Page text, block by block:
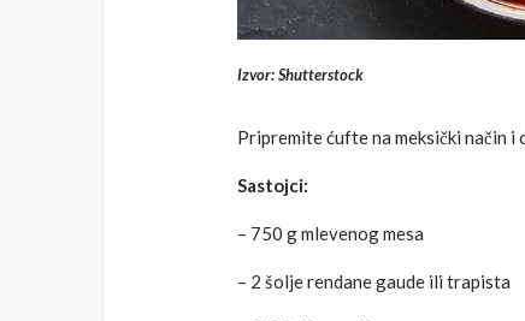
Izvor: Shutterstock
Pripremite ćufte na meksički način i
Sastojci:
– 750 g mlevenog mesa
– 2 šolje rendane gaude ili trapista